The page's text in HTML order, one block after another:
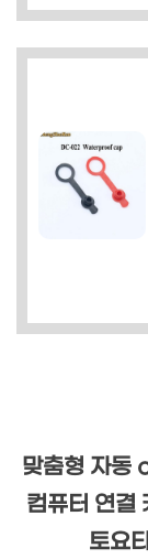
맞춤형 자동
컴퓨터 연
토요